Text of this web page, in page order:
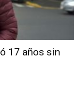
17 años sin